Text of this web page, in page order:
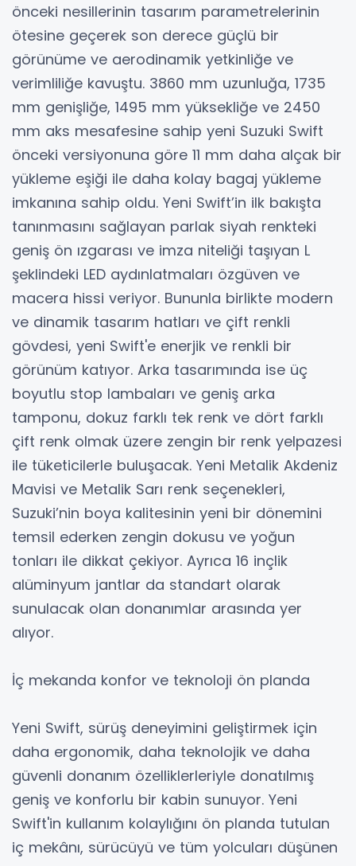
önceki nesillerinin tasarım parametrelerinin
ötesine geçerek son derece güçlü bir
görünüme ve aerodinamik yetkinliğe ve
verimliliğe kavuştu. 3860 mm uzunluğa, 1735
mm genişliğe, 1495 mm yüksekliğe ve 2450
mm aks mesafesine sahip yeni Suzuki Swift
önceki versiyonuna göre 11 mm daha alçak bir
yükleme eşiği ile daha kolay bagaj yükleme
imkanına sahip oldu. Yeni Swift’in ilk bakışta
tanınmasını sağlayan parlak siyah renkteki
geniş ön ızgarası ve imza niteliği taşıyan L
şeklindeki LED aydınlatmaları özgüven ve
macera hissi veriyor. Bununla birlikte modern
ve dinamik tasarım hatları ve çift renkli
gövdesi, yeni Swift'e enerjik ve renkli bir
görünüm katıyor. Arka tasarımında ise üç
boyutlu stop lambaları ve geniş arka
tamponu, dokuz farklı tek renk ve dört farklı
çift renk olmak üzere zengin bir renk yelpazesi
ile tüketicilerle buluşacak. Yeni Metalik Akdeniz
Mavisi ve Metalik Sarı renk seçenekleri,
Suzuki’nin boya kalitesinin yeni bir dönemini
temsil ederken zengin dokusu ve yoğun
tonları ile dikkat çekiyor. Ayrıca 16 inçlik
alüminyum jantlar da standart olarak
sunulacak olan donanımlar arasında yer
alıyor.
İç mekanda konfor ve teknoloji ön planda
Yeni Swift, sürüş deneyimini geliştirmek için
daha ergonomik, daha teknolojik ve daha
güvenli donanım özelliklerleriyle donatılmış
geniş ve konforlu bir kabin sunuyor. Yeni
Swift'in kullanım kolaylığını ön planda tutulan
iç mekânı, sürücüyü ve tüm yolcuları düşünen